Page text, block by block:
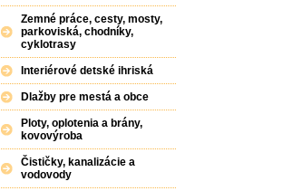
Zemné práce, cesty, mosty,
parkoviská, chodníky,
cyklotrasy
Interiérové detské ihriská
Dlažby pre mestá a obce
Ploty, oplotenia a brány,
kovovýroba
Čističky, kanalizácie a
vodovody